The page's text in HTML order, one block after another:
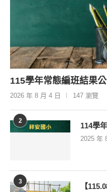
115學年常態編班結果
2026 年 8 月 4 日 147 瀏覽
2
114學
2025 年
3
【